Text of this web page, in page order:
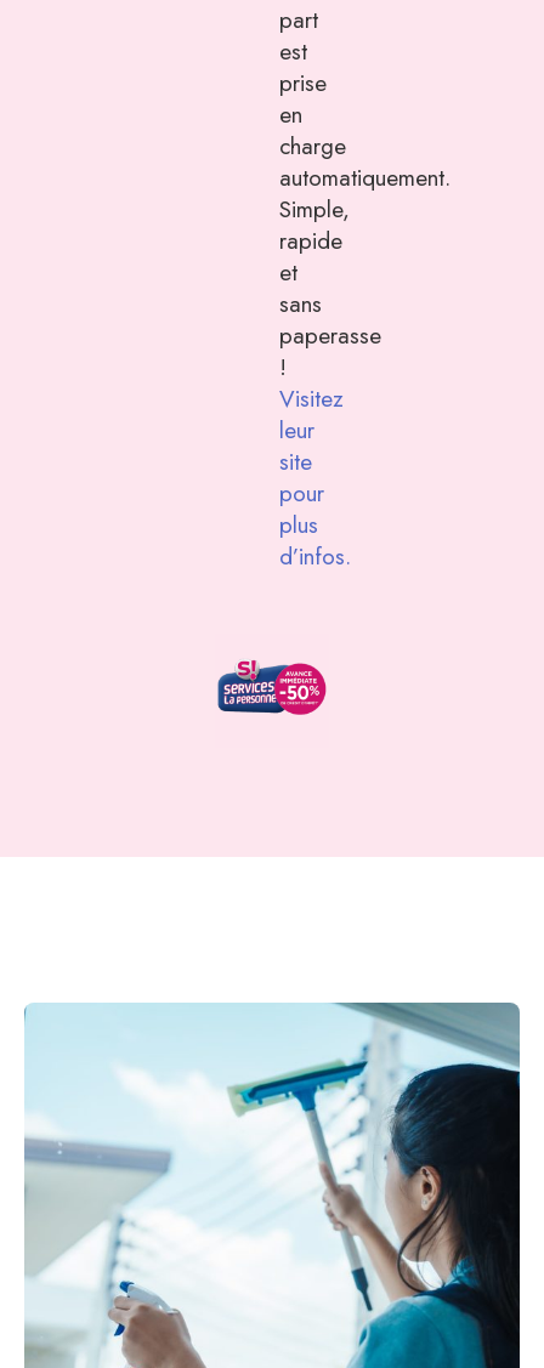
part
est
prise
en
charge
automatiquement.
Simple,
rapide
et
sans
paperasse
!
Visitez
leur
site
pour
plus
d’infos.